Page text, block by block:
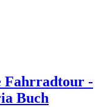
Fahrradtour -
Buch